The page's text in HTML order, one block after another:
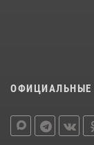
ОФИЦИАЛЬНЫЕ